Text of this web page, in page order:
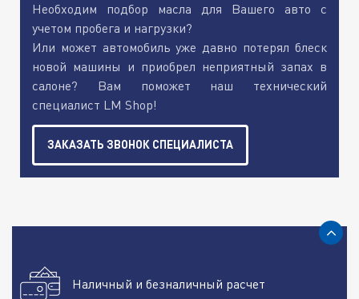
Необходим подбор масла для Вашего авто с
учетом пробега и нагрузки?
Или может автомобиль уже давно потерял блеск
новой машины и приобрел неприятный запах в
салоне? Вам поможет наш технический
специалист LM Shop!
ЗАКАЗАТЬ ЗВОНОК СПЕЦИАЛИСТА
Наличный и безналичный расчет